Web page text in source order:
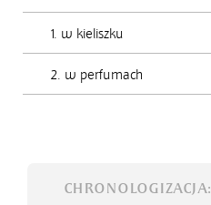
1. w kieliszku
2. w perfumach
CHRONOLOGIZACJA: